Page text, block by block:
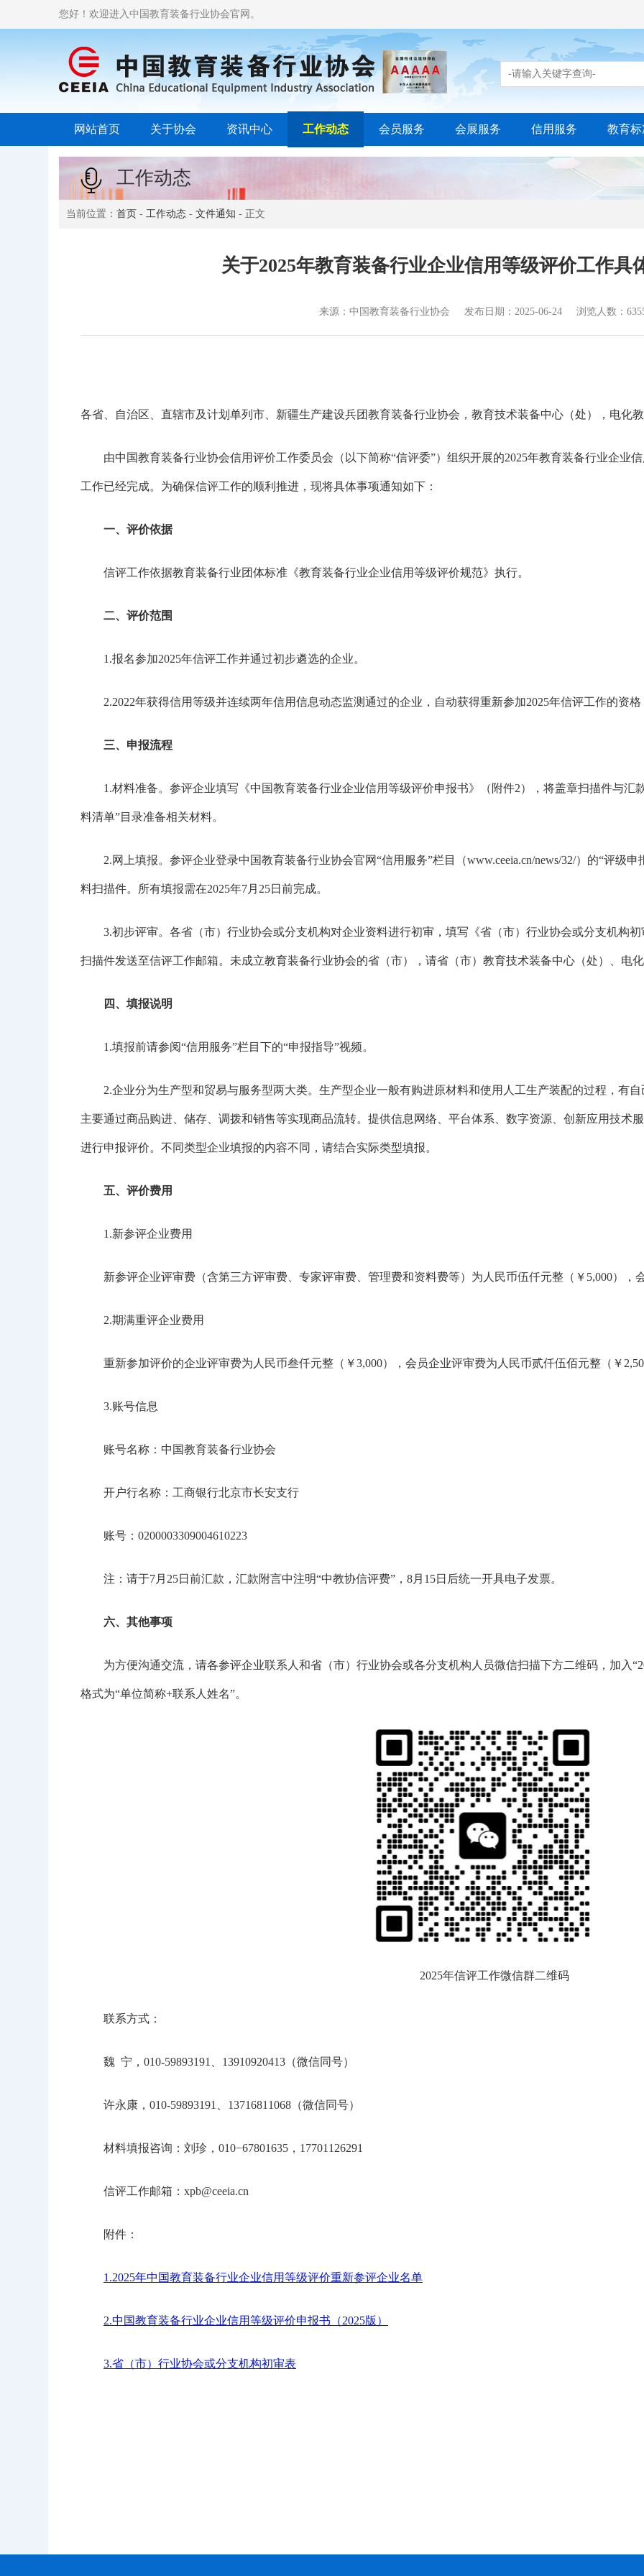
您好！欢迎进入中国教育装备行业协会官网。
网站首页 关于协会 资讯中心 工作动态 会员服务 会展服务 信用服务 教育标
工作动态
当前位置： 首页 - 工作动态 - 文件通知 - 正文
关于2025年教育装备行业企业信用等级评价工作具
来源：中国教育装备行业协会 发布日期：2025-06-24 浏览人数：
各省、自治区、直辖市及计划单列市、新疆生产建设兵团教育装备行业协会，教育技术装备中心（处），电化
由中国教育装备行业协会信用评价工作委员会（以下简称“信评委”）组织开展的2025年教育装备行业企业
工作已经完成。为确保信评工作的顺利推进，现将具体事项通知如下：
一、评价依据
信评工作依据教育装备行业团体标准《教育装备行业企业信用等级评价规范》执行。
二、评价范围
1.报名参加2025年信评工作并通过初步遴选的企业。
2.2022年获得信用等级并连续两年信用信息动态监测通过的企业，自动获得重新参加2025年信评工作的资
三、申报流程
1.材料准备。参评企业填写《中国教育装备行业企业信用等级评价申报书》（附件2），将盖章扫描件与汇
料清单”目录准备相关材料。
2.网上填报。参评企业登录中国教育装备行业协会官网“信用服务”栏目（www.ceeia.cn/news/32/）的“评级
料扫描件。所有填报需在2025年7月25日前完成。
3.初步评审。各省（市）行业协会或分支机构对企业资料进行初审，填写《省（市）行业协会或分支机构初
扫描件发送至信评工作邮箱。未成立教育装备行业协会的省（市），请省（市）教育技术装备中心（处）、电
四、填报说明
1.填报前请参阅“信用服务”栏目下的“申报指导”视频。
2.企业分为生产型和贸易与服务型两大类。生产型企业一般有购进原材料和使用人工生产装配的过程，有
主要通过商品购进、储存、调拨和销售等实现商品流转。提供信息网络、平台体系、数字资源、创新应用技术
进行申报评价。不同类型企业填报的内容不同，请结合实际类型填报。
五、评价费用
1.新参评企业费用
新参评企业评审费（含第三方评审费、专家评审费、管理费和资料费等）为人民币伍仟元整（￥5,000），
2.期满重评企业费用
重新参加评价的企业评审费为人民币叁仟元整（￥3,000），会员企业评审费为人民币贰仟伍佰元整（￥
3.账号信息
账号名称：中国教育装备行业协会
开户行名称：工商银行北京市长安支行
账号：0200003309004610223
注：请于7月25日前汇款，汇款附言中注明“中教协信评费”，8月15日后统一开具电子发票。
六、其他事项
为方便沟通交流，请各参评企业联系人和省（市）行业协会或各分支机构人员微信扫描下方二维码，加入
格式为“单位简称+联系人姓名”。
2025年信评工作微信群二维码
联系方式：
魏 宁，010-59893191、13910920413（微信同号）
许永康，010-59893191、13716811068（微信同号）
材料填报咨询：刘珍，010−67801635，17701126291
信评工作邮箱：xpb@ceeia.cn
附件：
1.2025年中国教育装备行业企业信用等级评价重新参评企业名单
2.中国教育装备行业企业信用等级评价申报书（2025版）
3.省（市）行业协会或分支机构初审表